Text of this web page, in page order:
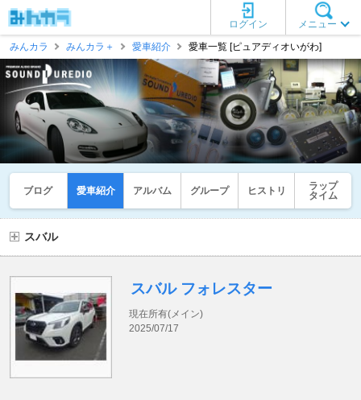
メニュー
ログイン
みんカラ
みんカラ＋ 愛車紹介 愛車一覧 [ピュアディオいがわ]
ブログ 愛車紹介 アルバム グループ ヒストリ
ラップ
タイム
スバル
スバル フォレスター
現在所有(メイン)
2025/07/17